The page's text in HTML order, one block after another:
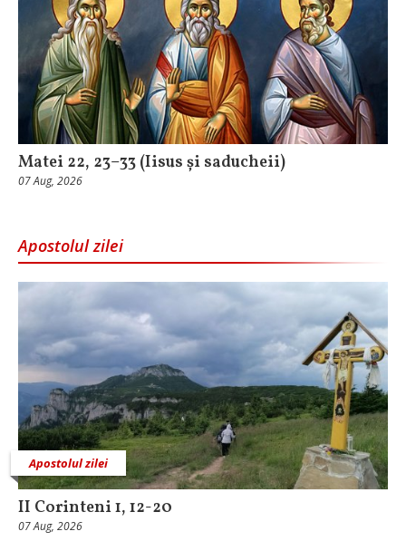
Matei 22, 23–33 (Iisus și saducheii)
07 Aug, 2026
Apostolul zilei
Apostolul zilei
II Corinteni 1, 12-20
07 Aug, 2026